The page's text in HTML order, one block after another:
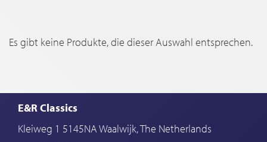
Es gibt keine Produkte, die dieser Auswahl entsprechen.
E&R Classics
Kleiweg 1 5145NA Waalwijk, The Netherlands